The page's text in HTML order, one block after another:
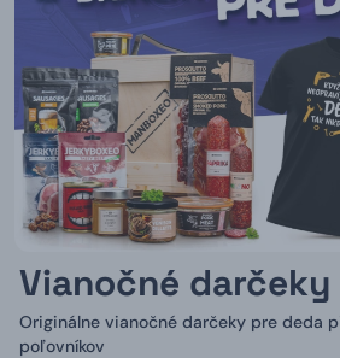
Vianočné
Originálne vianočné darčeky pre deda
poľovníkov